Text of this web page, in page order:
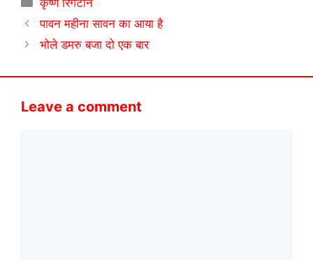
कृष्ण रिंगटोन
पावन महीना सावन का आया है
भोले डमरु बजा दो एक बार
Leave a comment